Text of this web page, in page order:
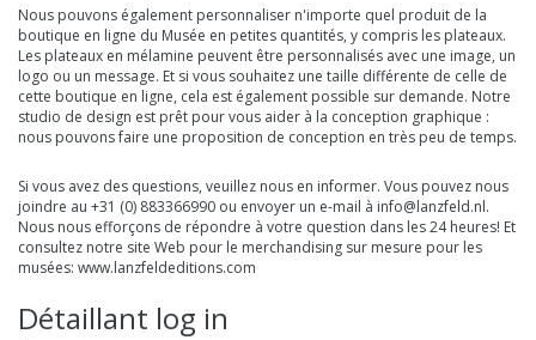
Nous pouvons également personnaliser n'importe quel produit de la
boutique en ligne du Musée en petites quantités, y compris les plateaux.
Les plateaux en mélamine peuvent être personnalisés avec une image, un
logo ou un message. Et si vous souhaitez une taille différente de celle de
cette boutique en ligne, cela est également possible sur demande. Notre
studio de design est prêt pour vous aider à la conception graphique :
nous pouvons faire une proposition de conception en très peu de temps.
Si vous avez des questions, veuillez nous en informer. Vous pouvez nous
joindre au +31 (0) 883366990 ou envoyer un e-mail à info@lanzfeld.nl.
Nous nous efforçons de répondre à votre question dans les 24 heures! Et
consultez notre site Web pour le merchandising sur mesure pour les
musées: www.lanzfeldeditions.com
Détaillant log in